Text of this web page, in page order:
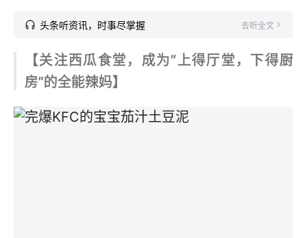
头条听资讯，时事尽掌握 去听全文
【关注西瓜食堂，成为“上得厅堂，下得厨
房”的全能辣妈】